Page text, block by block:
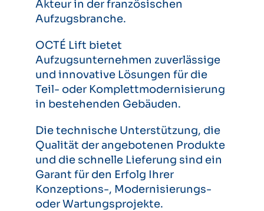
Akteur in der französischen
Aufzugsbranche.
OCTÉ Lift bietet
Aufzugsunternehmen zuverlässige
und innovative Lösungen für die
Teil- oder Komplettmodernisierung
in bestehenden Gebäuden.
Die technische Unterstützung, die
Qualität der angebotenen Produkte
und die schnelle Lieferung sind ein
Garant für den Erfolg Ihrer
Konzeptions-, Modernisierungs-
oder Wartungsprojekte.